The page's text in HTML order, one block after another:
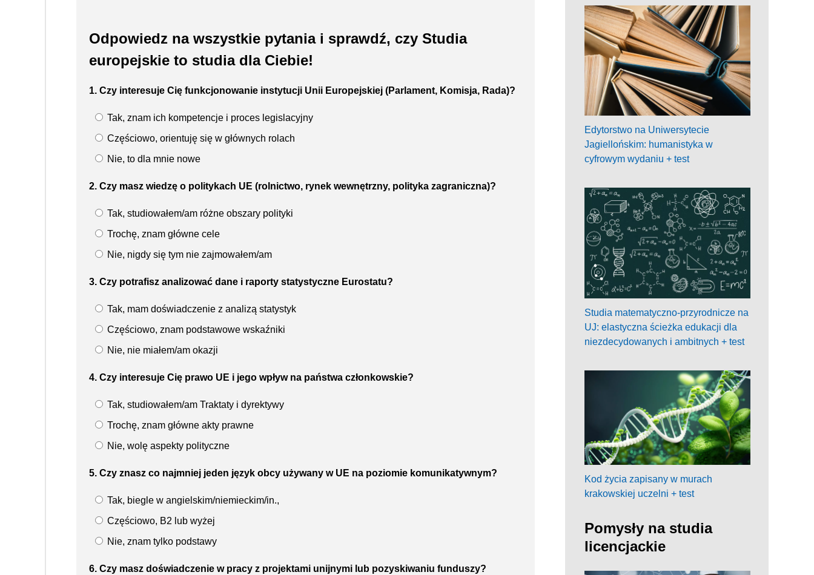
Odpowiedz na wszystkie pytania i sprawdź, czy Studia
europejskie to studia dla Ciebie!
1. Czy interesuje Cię funkcjonowanie instytucji Unii Europejskiej (Parlament, Komisja, Rada)?
Tak, znam ich kompetencje i proces legislacyjny
Częściowo, orientuję się w głównych rolach
Nie, to dla mnie nowe
2. Czy masz wiedzę o politykach UE (rolnictwo, rynek wewnętrzny, polityka zagraniczna)?
Tak, studiowałem/am różne obszary polityki
Trochę, znam główne cele
Nie, nigdy się tym nie zajmowałem/am
3. Czy potrafisz analizować dane i raporty statystyczne Eurostatu?
Tak, mam doświadczenie z analizą statystyk
Częściowo, znam podstawowe wskaźniki
Nie, nie miałem/am okazji
4. Czy interesuje Cię prawo UE i jego wpływ na państwa członkowskie?
Tak, studiowałem/am Traktaty i dyrektywy
Trochę, znam główne akty prawne
Nie, wolę aspekty polityczne
5. Czy znasz co najmniej jeden język obcy używany w UE na poziomie komunikatywnym?
Tak, biegle w angielskim/niemieckim/in.,
Częściowo, B2 lub wyżej
Nie, znam tylko podstawy
6. Czy masz doświadczenie w pracy z projektami unijnymi lub pozyskiwaniu funduszy?
Edytorstwo na Uniwersytecie
Jagiellońskim: humanistyka w
cyfrowym wydaniu + test
Studia matematyczno-przyrodnicze na
UJ: elastyczna ścieżka edukacji dla
niezdecydowanych i ambitnych + test
Kod życia zapisany w murach
krakowskiej uczelni + test
Pomysły na studia
licencjackie